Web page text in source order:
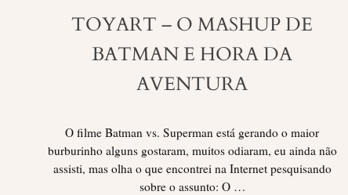
TOYART – O MASHUP DE
BATMAN E HORA DA
AVENTURA
O filme Batman vs. Superman está gerando o maior
burburinho alguns gostaram, muitos odiaram, eu ainda não
assisti, mas olha o que encontrei na Internet pesquisando
sobre o assunto: O …